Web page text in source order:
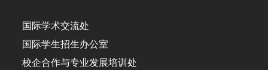
国际学术交流处
国际学生招生办公室
校企合作与专业发展培训处